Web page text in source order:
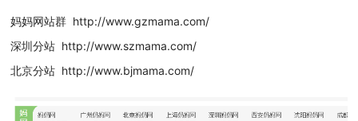
妈妈网站群 http://www.gzmama.com/
深圳分站 http://www.szmama.com/
北京分站 http://www.bjmama.com/